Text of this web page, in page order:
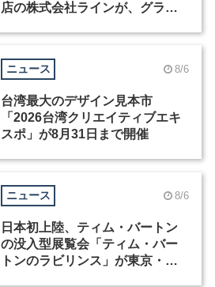
店の株式会社ラインが、グラフ
ニュース 8/6
台湾最大のデザイン見本市
「2026台湾クリエイティブエキ
スポ」が8月31日まで開催
ニュース 8/6
日本初上陸、ティム・バートン
の没入型展覧会「ティム・バー
トンのラビリンス」が東京・豊